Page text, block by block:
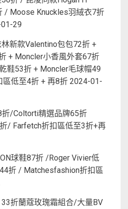
/ Moose Knuckles羽絨衣7折
29
新款Valentino包包72折 +
+ Moncler小香風外套67折
鞋53折 + Moncler毛球帽49
低至4折 + 再8折 2024-01-
/Coltorti精選品牌65折
/ Farfetch折扣區低至3折+再
球鞋87折 /Roger Vivier低
折 / Matchesfashion折扣區
折蘭蔻玫瑰霜組合/大量BV